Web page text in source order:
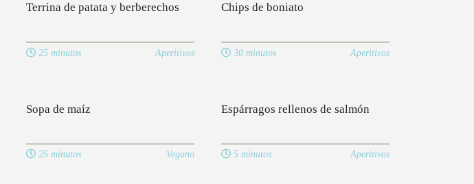
Terrina de patata y berberechos
25 minutos Aperitivos
Chips de boniato
30 minutos Aperitivos
Sopa de maíz
25 minutos Vegano
Espárragos rellenos de salmón
5 minutos Aperitivos